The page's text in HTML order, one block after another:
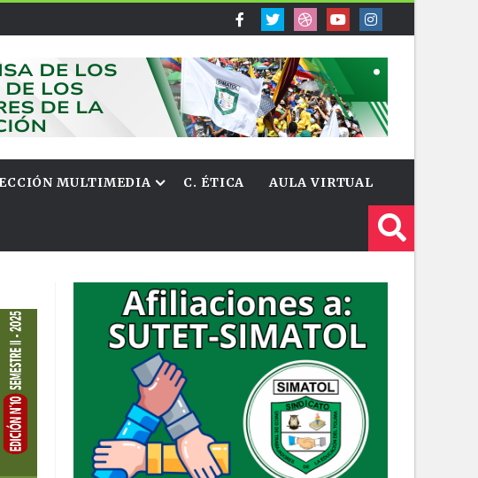
MULTIMEDIA C. ÉTICA AULA VIRTUAL